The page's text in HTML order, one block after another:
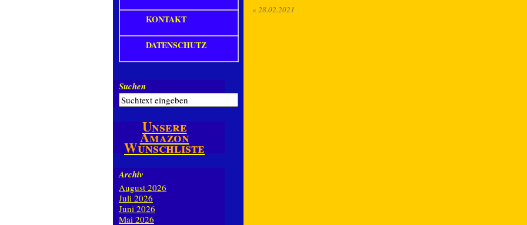
« 28.02.2021
KONTAKT
DATENSCHUTZ
Suchen
Unsere
Amazon
Wunschliste
Archiv
August 2026
Juli 2026
Juni 2026
Mai 2026